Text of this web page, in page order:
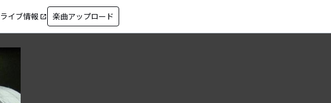
ライブ情報 open_in_new 楽曲アップロード